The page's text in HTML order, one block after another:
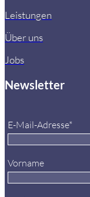
Leistungen
Über uns
Jobs
Newsletter
E-Mail-Adresse*
Vorname